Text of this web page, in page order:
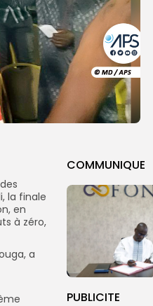
COMMUNIQUE
PUBLICITE
la finale
en
à zéro,
a